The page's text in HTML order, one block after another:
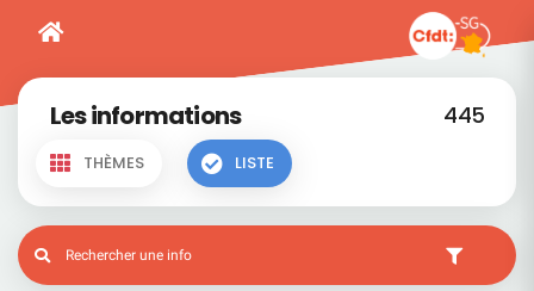
Les informations 445
THÈMES LISTE